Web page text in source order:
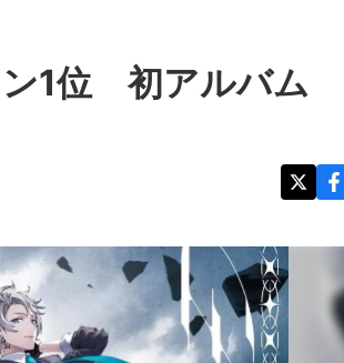
ン1位 初アルバム